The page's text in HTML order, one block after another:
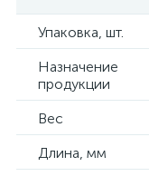
Упаковка, шт.
Назначение
продукции
Вес
Длина, мм